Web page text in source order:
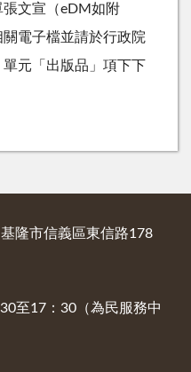
張文宣（eDM如附
電子檔並請於行政院
元「出版品」項下下
隆市信義區東信路178
至17：30（為民服務中